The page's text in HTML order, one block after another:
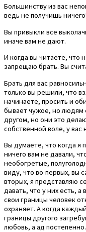
Большинству из вас
ведь не получишь ничего!
Вы привыкли все
иначе вам не дают.
И когда вы читаете, что
запрещаю брать. Вы
Брать для вас
только вы решили, что
начинаете, просить и
бывает чужое, но людям
другом, но они это
собственной воле, у
Вы думаете, что когда я
ничего вам не давали,
необогретые,
виду, что во-первых, вы
вторых, я представляю
давать, что у них есть,
свои границы человек
охраняет. А когда
границы другого
любовь, а ад постепенно.